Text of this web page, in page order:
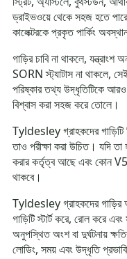
ড্রাইভওয়ে থেকে সহজ হতে
কালেক্টরকে প্রকৃত পার্কিং
গাড়ির চাবি না থাকলে,
SORN স্ট্যাটাস না থাকলে,
পরিষ্কার তথ্য উদ্ধৃতিটিকে
বিশ্বাস করা সহজ করে তোলে।
Tyldesley গ্রাহকদের গাড়িটি
তাও পরীক্ষা করা উচিত। যদি
করার কর্তৃত্ব আছে এবং কোন
থাকবে।
Tyldesley গ্রাহকদের গাড়ির
গাড়িটি স্টার্ট করে, রোল করে
অনুপস্থিত অংশ বা দুর্ঘটনায়
লোডিং, সময় এবং উদ্ধৃতি